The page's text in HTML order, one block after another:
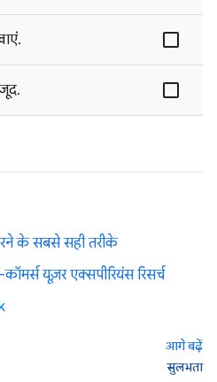
के सबसे सही तरीके
यूज़र एक्सपीरियंस रिसर्च
आगे बढ़ें
सुलभता